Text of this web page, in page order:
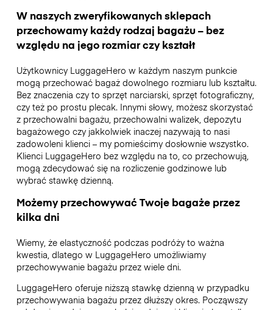
W naszych zweryfikowanych sklepach
przechowamy każdy rodzaj bagażu – bez
względu na jego rozmiar czy kształt
Użytkownicy LuggageHero w każdym naszym punkcie
mogą przechować bagaż dowolnego rozmiaru lub kształtu.
Bez znaczenia czy to sprzęt narciarski, sprzęt fotograficzny,
czy też po prostu plecak. Innymi słowy, możesz skorzystać
z przechowalni bagażu, przechowalni walizek, depozytu
bagażowego czy jakkolwiek inaczej nazywają to nasi
zadowoleni klienci – my pomieścimy dosłownie wszystko.
Klienci LuggageHero bez względu na to, co przechowują,
mogą zdecydować się na rozliczenie godzinowe lub
wybrać stawkę dzienną.
Możemy przechowywać Twoje bagaże przez
kilka dni
Wiemy, że elastyczność podczas podróży to ważna
kwestia, dlatego w LuggageHero umożliwiamy
przechowywanie bagażu przez wiele dni.
LuggageHero oferuje niższą stawkę dzienną w przypadku
przechowywania bagażu przez dłuższy okres. Począwszy